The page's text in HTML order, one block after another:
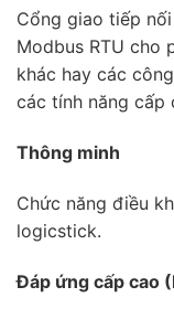
Cổng giao tiếp
Modbus RTU cho
khác hay các
các tính năng cấp
Thông minh
Chức năng điều
logicstick.
Đáp ứng cấp cao